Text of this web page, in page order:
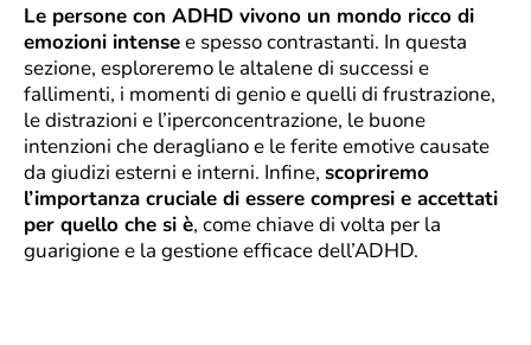
Le persone con ADHD vivono un mondo ricco di
emozioni intensee spesso contrastanti. In questa
sezione, esploreremo le altalene di successi e
fallimenti, i momenti di genio e quelli di frustrazione,
le distrazioni e l’iperconcentrazione, le buone
intenzioni che deragliano e le ferite emotive causate
da giudizi esterni e interni. Infine, scopriremo
l’importanza cruciale di essere compresi e accettati
per quello che si è, come chiave di volta per la
guarigione e la gestione efficace dell’ADHD.